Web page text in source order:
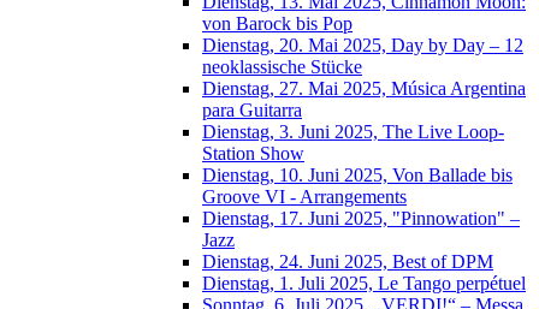
von Barock bis Pop
Dienstag, 20. Mai 2025, Day by Day – 12
neoklassische Stücke
Dienstag, 27. Mai 2025, Música Argentina
para Guitarra
Dienstag, 3. Juni 2025, The Live Loop-
Station Show
Dienstag, 10. Juni 2025, Von Ballade bis
Groove VI - Arrangements
Dienstag, 17. Juni 2025, "Pinnowation" –
Jazz
Dienstag, 24. Juni 2025, Best of DPM
Dienstag, 1. Juli 2025, Le Tango perpétuel
Sonntag, 6. Juli 2025, „VERDI!“ – Messa